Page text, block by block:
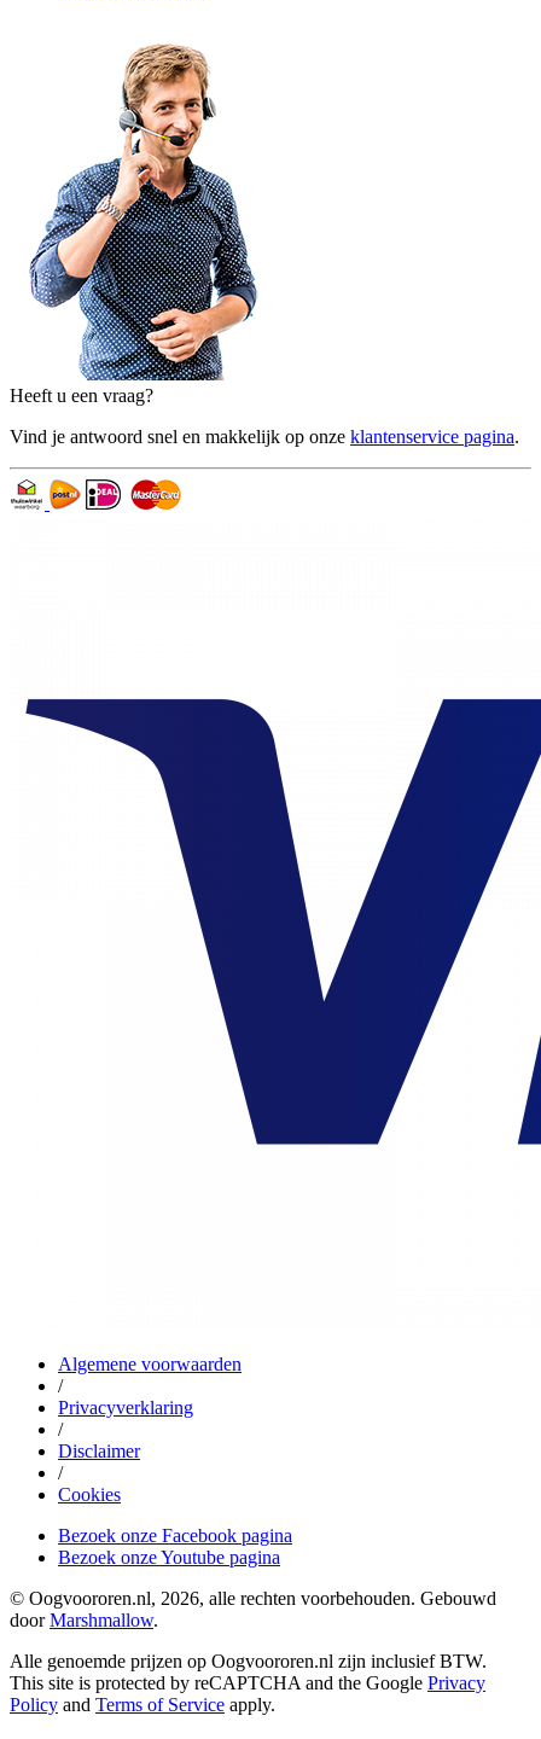
Heeft u een vraag?
Vind je antwoord snel en makkelijk op onze klantenservice pagina.
Algemene voorwaarden
/
Privacyverklaring
/
Disclaimer
/
Cookies
Bezoek onze Facebook pagina
Bezoek onze Youtube pagina
© Oogvoororen.nl, 2026, alle rechten voorbehouden. Gebouwd
doorMarshmallow.
Alle genoemde prijzen op Oogvoororen.nl zijn inclusief BTW.
This site is protected by reCAPTCHA and the Google Privacy
Policy and Terms of Service apply.